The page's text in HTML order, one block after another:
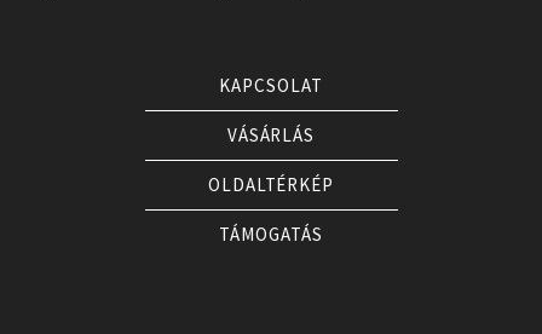
KAPCSOLAT
VÁSÁRLÁS
OLDALTÉRKÉP
TÁMOGATÁS